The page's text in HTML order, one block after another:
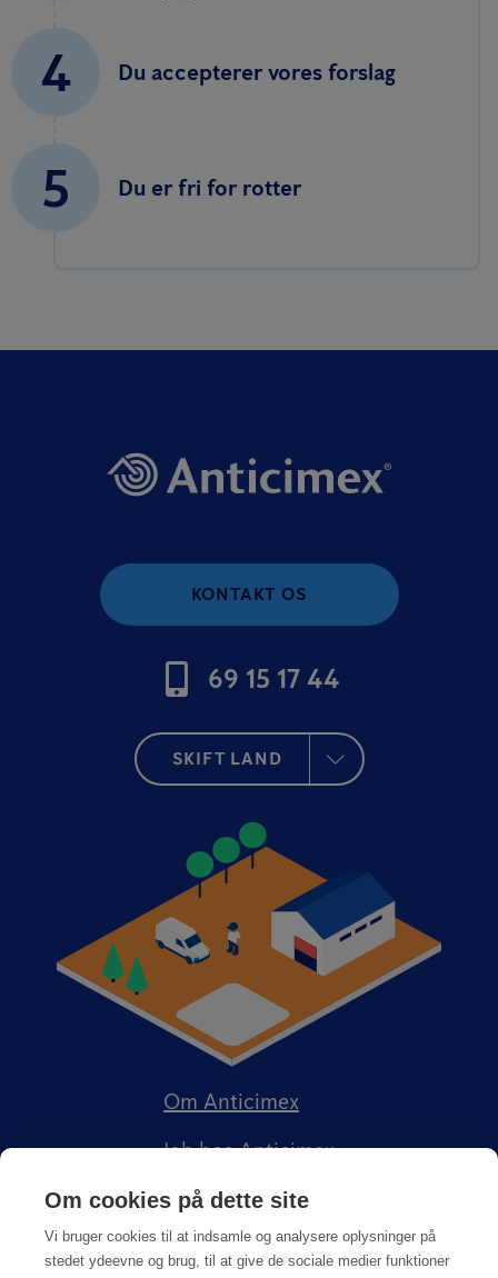
4 Du accepterer vores forslag
5 Du er fri for rotter
KONTAKT OS
69 15 17 44
SKIFT LAND
Om Anticimex
Job hos Anticimex
Om cookies på dette site
Vi bruger cookies til at indsamle og analysere oplysninger på
stedet ydeevne og brug, til at give de sociale medier funktioner